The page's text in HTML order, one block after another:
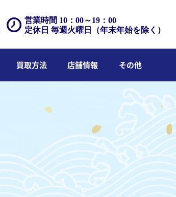
営業時間 10：00～19：00
定休日 毎週火曜日（年末年始を除く）
買取方法 店舗情報 その他